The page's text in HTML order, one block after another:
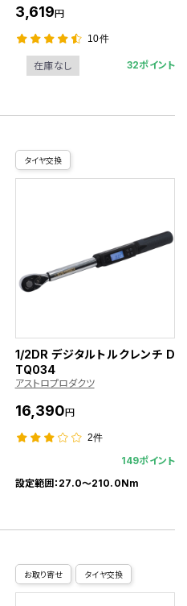
3,619円
10件
在庫なし 32ポイント
タイヤ交換
1/2DR デジタルトルクレンチ D
TQ034
アストロプロダクツ
16,390円
2件
149ポイント
設定範囲：27.0～210.0Nm
お取り寄せ タイヤ交換